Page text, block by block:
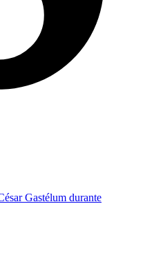
Gastélum durante